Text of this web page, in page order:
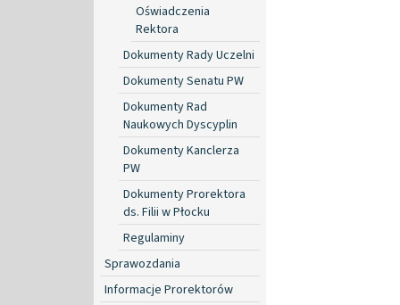
Oświadczenia
Rektora
Dokumenty Rady Uczelni
Dokumenty Senatu PW
Dokumenty Rad
Naukowych Dyscyplin
Dokumenty Kanclerza
PW
Dokumenty Prorektora
ds. Filii w Płocku
Regulaminy
Sprawozdania
Informacje Prorektorów